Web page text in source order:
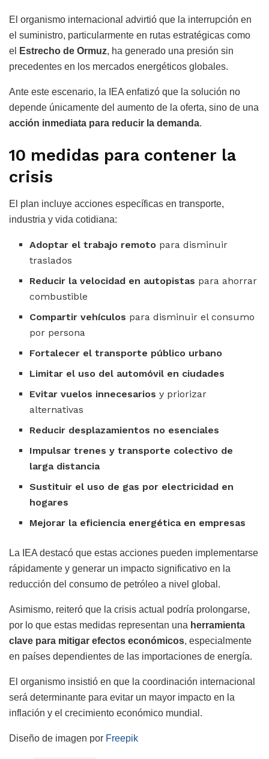
El organismo internacional advirtió que la interrupción en
el suministro, particularmente en rutas estratégicas como
el
Estrecho de Ormuz, ha generado una presión sin
precedentes en los mercados energéticos globales.
Ante este escenario, la IEA enfatizó que la solución no
depende únicamente del aumento de la oferta, sino de una
acción inmediata para reducir la demanda.
10 medidas para contener la
crisis
El plan incluye acciones específicas en transporte,
industria y vida cotidiana:
Adoptar el trabajo remoto para disminuir
traslados
Reducir la velocidad en autopistas para ahorrar
combustible
Compartir vehículos para disminuir el consumo
por persona
Fortalecer el transporte público urbano
Limitar el uso del automóvil en ciudades
Evitar vuelos innecesarios y priorizar
alternativas
Reducir desplazamientos no esenciales
Impulsar trenes y transporte colectivo de
larga distancia
Sustituir el uso de gas por electricidad en
hogares
Mejorar la eficiencia energética en empresas
La IEA destacó que estas acciones pueden implementarse
rápidamente y generar un impacto significativo en la
reducción del consumo de petróleo a nivel global.
Asimismo, reiteró que la crisis actual podría prolongarse,
por lo que estas medidas representan una herramienta
clave para mitigar efectos económicos, especialmente
en países dependientes de las importaciones de energía.
El organismo insistió en que la coordinación internacional
será determinante para evitar un mayor impacto en la
inflación y el crecimiento económico mundial.
Diseño de imagen por Freepik